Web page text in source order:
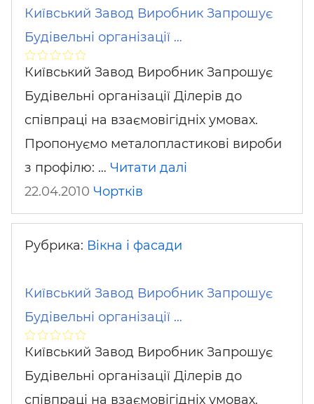
Київський Завод Виробник Запрошує
Будівельні організації …
Київський Завод Виробник Запрошує
Будівельні організації Ділерів до
співпраці на взаємовігідніх умовах.
Пропонуємо металопластикові вироби
з профілю: … Читати далі
22.04.2010 Чортків
Рубрика: Вікна і фасади
Київський Завод Виробник Запрошує
Будівельні організації …
Київський Завод Виробник Запрошує
Будівельні організації Ділерів до
співпраці на взаємовігідніх умовах.